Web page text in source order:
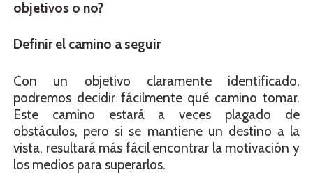
objetivos o no?
Definir el camino a seguir
Con un objetivo claramente identificado,
podremos decidir fácilmente qué camino tomar.
Este camino estará a veces plagado de
obstáculos, pero si se mantiene un destino a la
vista, resultará más fácil encontrar la motivación y
los medios para superarlos.